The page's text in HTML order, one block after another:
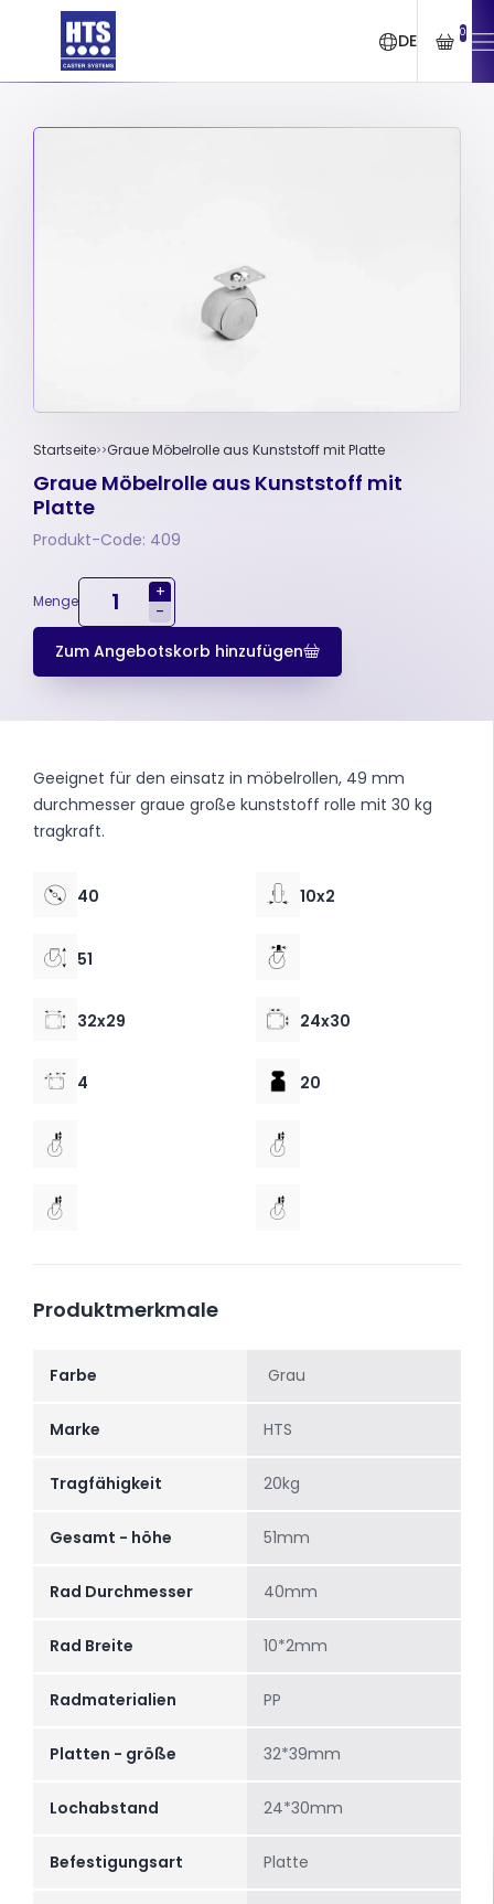
DE 0
Startseite Graue Möbelrolle aus Kunststoff mit Platte
Graue Möbelrolle aus Kunststoff mit
Platte
Produkt-Code: 409
Menge
+
-
Zum Angebotskorb hinzufügen
Geeignet für den einsatz in möbelrollen, 49 mm
durchmesser graue große kunststoff rolle mit 30 kg
tragkraft.
40 10x2
51
32x29 24x30
4 20
Produktmerkmale
Farbe Grau
Marke HTS
Tragfähigkeit 20kg
Gesamt - höhe 51mm
Rad Durchmesser 40mm
Rad Breite 10*2mm
Radmaterialien PP
Platten - größe 32*39mm
Lochabstand 24*30mm
Befestigungsart Platte